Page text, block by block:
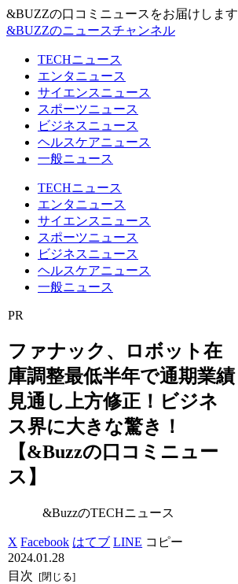
&BUZZの口コミニュースをお届けします
&BUZZのニュースチャンネル
TECHニュース
エンタニュース
サイエンスニュース
スポーツニュース
ビジネスニュース
ヘルスケアニュース
一般ニュース
TECHニュース
エンタニュース
サイエンスニュース
スポーツニュース
ビジネスニュース
ヘルスケアニュース
一般ニュース
PR
ファナック、ロボット在
庫調整最低半年で通期業績
見通し上方修正！ビジネ
ス界に大きな驚き！
【&Buzzの口コミニュー
ス】
&BuzzのTECHニュース
X Facebook はてブ LINE コピー
2024.01.28
目次